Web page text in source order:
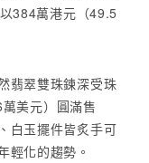
384萬港元（49.5
翡翠雙珠鍊深受珠
美元）圓滿售
白玉擺件皆炙手可
輕化的趨勢。